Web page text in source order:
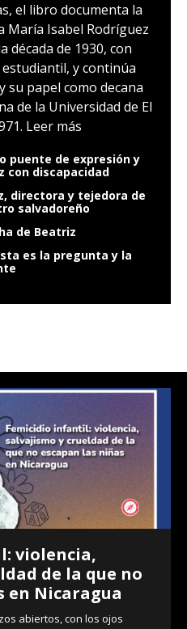
el libro documenta la
María Isabel Rodríguez
década de 1930, con
y continúa
su papel como decana
de la Universidad de El
Leer más
puente de expresión y
con discapacidad
directora y tejedora de
salvadoreño
de Beatriz
es la pregunta y la
violencia,
de la que no
en Nicaragua
abiertos, con los ojos